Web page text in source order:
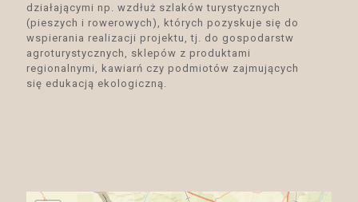
działającymi np. wzdłuż szlaków turystycznych
(pieszych i rowerowych), których pozyskuje się do
wspierania realizacji projektu, tj. do gospodarstw
agroturystycznych, sklepów z produktami
regionalnymi, kawiarń czy podmiotów zajmujących
się edukacją ekologiczną.